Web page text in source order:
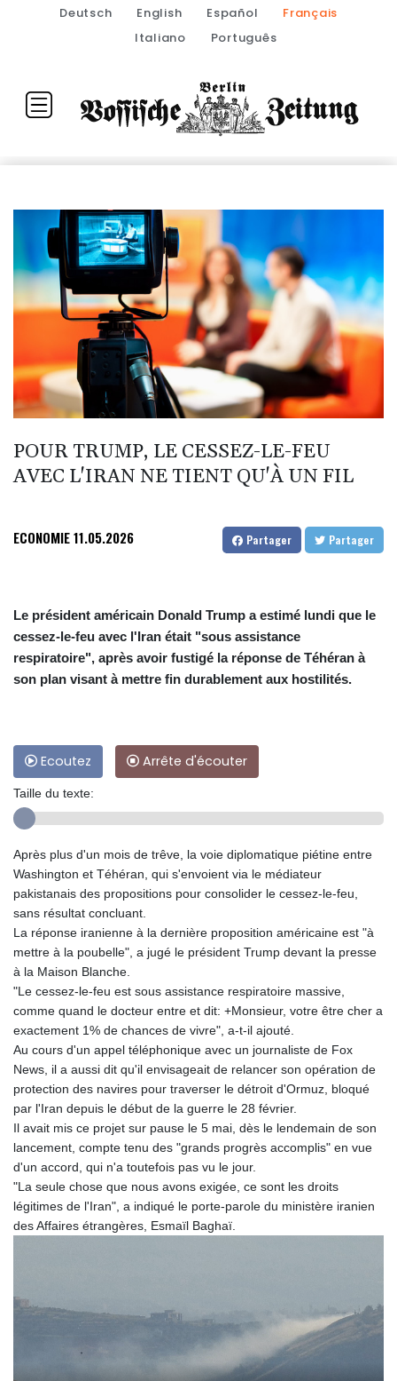
Deutsch English Español
Français
Italiano
Português
POUR TRUMP, LE CESSEZ-LE-FEU
AVEC L'IRAN NE TIENT QU'À UN FIL
ECONOMIE11.05.2026 Partager Partager
Le président américain Donald Trump a estimé lundi que le
cessez-le-feu avec l'Iran était "sous assistance
respiratoire", après avoir fustigé la réponse de Téhéran à
son plan visant à mettre fin durablement aux hostilités.
Ecoutez Arrête d'écouter
Taille du texte:
Après plus d'un mois de trêve, la voie diplomatique piétine entre
Washington et Téhéran, qui s'envoient via le médiateur
pakistanais des propositions pour consolider le cessez-le-feu,
sans résultat concluant.
La réponse iranienne à la dernière proposition américaine est "à
mettre à la poubelle", a jugé le président Trump devant la presse
à la Maison Blanche.
"Le cessez-le-feu est sous assistance respiratoire massive,
comme quand le docteur entre et dit: +Monsieur, votre être cher a
exactement 1% de chances de vivre", a-t-il ajouté.
Au cours d'un appel téléphonique avec un journaliste de Fox
News, il a aussi dit qu'il envisageait de relancer son opération de
protection des navires pour traverser le détroit d'Ormuz, bloqué
par l'Iran depuis le début de la guerre le 28 février.
Il avait mis ce projet sur pause le 5 mai, dès le lendemain de son
lancement, compte tenu des "grands progrès accomplis" en vue
d'un accord, qui n'a toutefois pas vu le jour.
"La seule chose que nous avons exigée, ce sont les droits
légitimes de l'Iran", a indiqué le porte-parole du ministère iranien
des Affaires étrangères, Esmaïl Baghaï.